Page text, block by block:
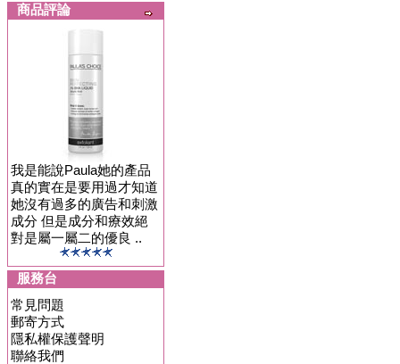
商品評論
我是能說Paula她的產品
真的實在是要用過才知道
她沒有過多的廣告和刺激
成分 但是成分和療效絕
對是屬一屬二的優良 ..
服務台
常見問題
郵寄方式
隱私權保護聲明
聯絡我們